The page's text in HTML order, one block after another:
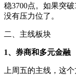
稳3700点。如果突
没有压力位了。
二、主线板块
1、券商和多元金融
上周五的主线，这